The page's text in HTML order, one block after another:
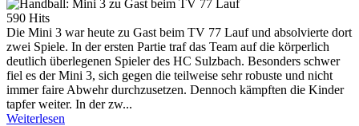
590 Hits
Die Mini 3 war heute zu Gast beim TV 77 Lauf und absolvierte dort
zwei Spiele. In der ersten Partie traf das Team auf die körperlich
deutlich überlegenen Spieler des HC Sulzbach. Besonders schwer
fiel es der Mini 3, sich gegen die teilweise sehr robuste und nicht
immer faire Abwehr durchzusetzen. Dennoch kämpften die Kinder
tapfer weiter. In der zw...
Weiterlesen